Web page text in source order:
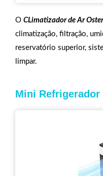
O CLimatizador de Ar Oster
climatização, filtração,
reservatório superior,
limpar.
Mini Refrigerador